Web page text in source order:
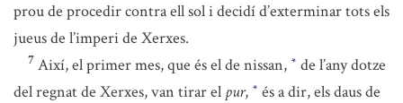
prou de procedir contra ell sol i decidí d’exterminar tots els
jueus de l’imperi de Xerxes.
7 Així, el primer mes, que és el de nissan, * de l’any dotze
del regnat de Xerxes, van tirar el pur, * és a dir, els daus de